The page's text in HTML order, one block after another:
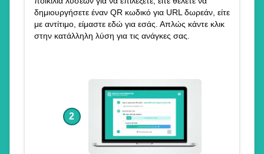
δημιουργήσετε έναν QR κωδικό για URL δωρεάν, είτε
με αντίτιμο, είμαστε εδώ για εσάς. Απλώς κάντε κλικ
στην κατάλληλη λύση για τις ανάγκες σας.
2